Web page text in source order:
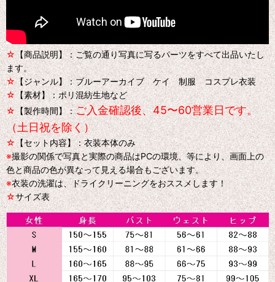
☆【商品説明】：ご覧の通り写真に写るパーツをすべて出品いたし
ます。
☆【ジャンル】：ブルーアーカイブ ケイ 制服 コスプレ衣装
☆【素材】：ポリ混紡生地など
☆【製作時間】：ご入金確認後、45〜60営業日です。
（土日祝を除く）
☆ 【セット内容】：衣装本体のみ
※撮影の関係で写真と実際の商品はPCの環境、等により、画面上の
色と商品の色が異なって見える場合もございます。
※衣装の洗濯は、ドライクリーニングをおススメします！
☆サイズ表